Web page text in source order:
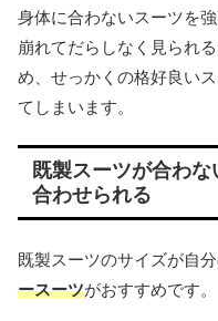
身体に合わないスーツを
崩れてだらしなく見られ
め、せっかくの格好良い
てしまいます。
既製スーツが合わ
合わせられる
既製スーツのサイズが自
ースーツがおすすめです。